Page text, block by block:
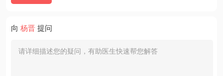
向 杨晋 提问